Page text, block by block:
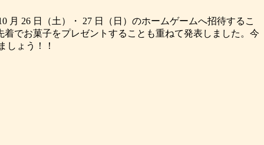
26 日（土）・ 27 日（日）のホームゲームへ招待するこ
でお菓子をプレゼントすることも重ねて発表しました。今
しょう！！